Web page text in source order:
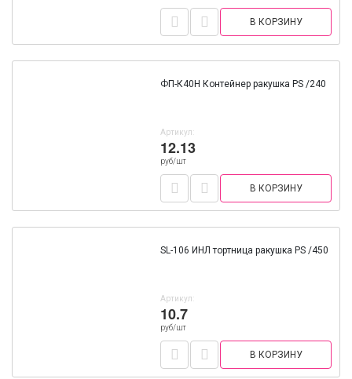
В КОРЗИНУ
ФП-К40Н Контейнер ракушка PS /240
Артикул:
12.13
руб/шт
В КОРЗИНУ
SL-106 ИНЛ тортница ракушка PS /450
Артикул:
10.7
руб/шт
В КОРЗИНУ